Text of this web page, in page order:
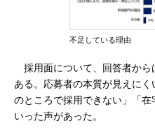
不足している理由
採用面について、回答者から
ある。応募者の本質が見えに
のところで採用できない」「
いった声があった。